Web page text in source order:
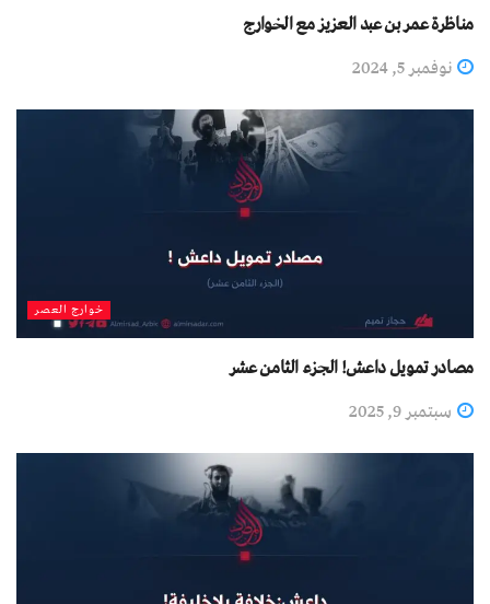
مناظرة عمر بن عبد العزيز مع الخوارج
نوفمبر 5, 2024
خوارج العصر
مصادر تمويل داعش! الجزء الثامن عشر
سبتمبر 9, 2025